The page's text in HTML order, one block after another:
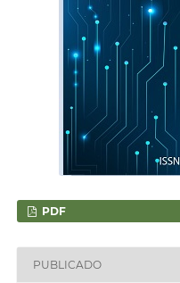
PDF
PUBLICADO